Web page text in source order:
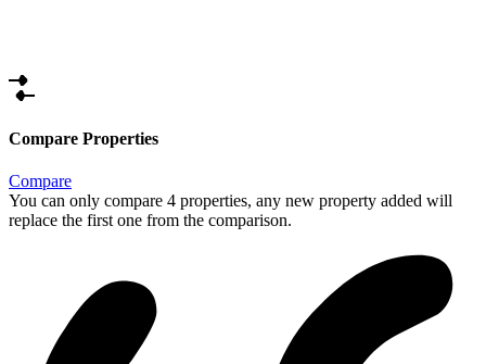
Compare Properties
Compare
You can only compare 4 properties, any new property added will
replace the first one from the comparison.